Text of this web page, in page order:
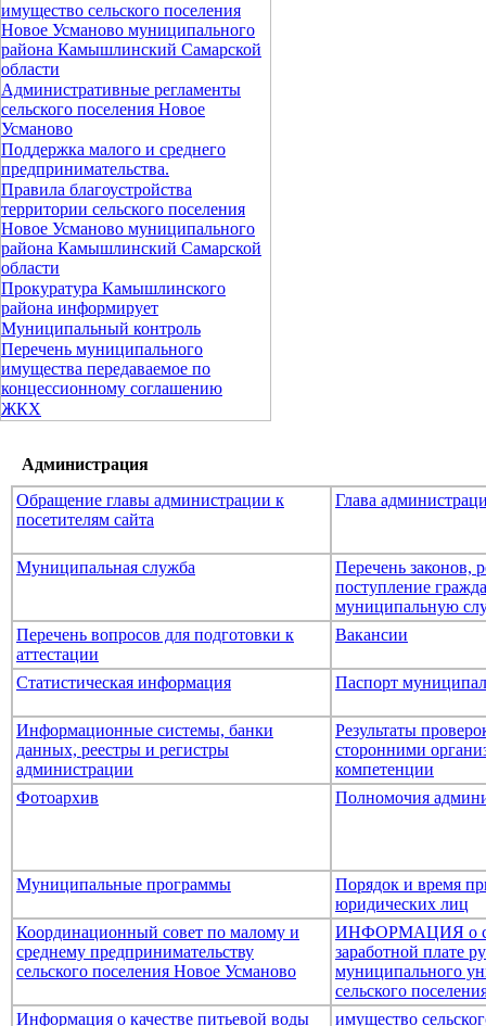
имущество сельского поселения
Новое Усманово муниципального
района Камышлинский Самарской
области
Административные регламенты
сельского поселения Новое
Усманово
Поддержка малого и среднего
предпринимательства.
Правила благоустройства
территории сельского поселения
Новое Усманово муниципального
района Камышлинский Самарской
области
Прокуратура Камышлинского
района информирует
Муниципальный контроль
Перечень муниципального
имущества передаваемое по
концессионному соглашению
ЖКХ
Администрация
Обращение главы администрации к
посетителям сайта
Глава
Муниципальная служба
Перечень законов,
поступление
муниципальную
Перечень вопросов для подготовки к
аттестации
Вакансии
Статистическая информация Паспорт
Информационные системы, банки
данных, реестры и регистры
администрации
Результаты
сторонними
компетенции
Фотоархив
Полномочия
Муниципальные программы
Порядок и время
юридических лиц
Координационный совет по малому и
среднему предпринимательству
сельского поселения Новое Усманово
ИНФОРМАЦИЯ о
заработной плате
муниципального
сельского
Информация о качестве питьевой воды
имущество